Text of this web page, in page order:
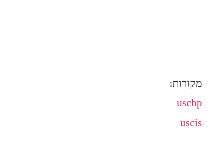
מקורות:
uscbp
uscis